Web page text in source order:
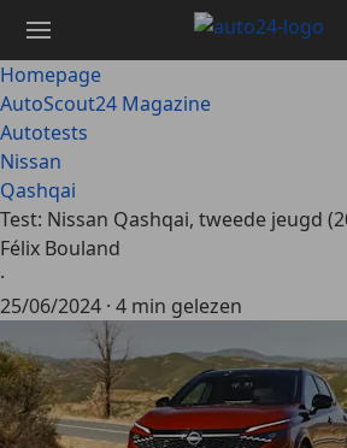
naar
hoofdinhoud
Homepage
AutoScout24 Magazine
Autotests
Nissan
Qashqai
Test: Nissan Qashqai, tweede jeugd
Félix Bouland
·
25/06/2024 · 4 min gelezen